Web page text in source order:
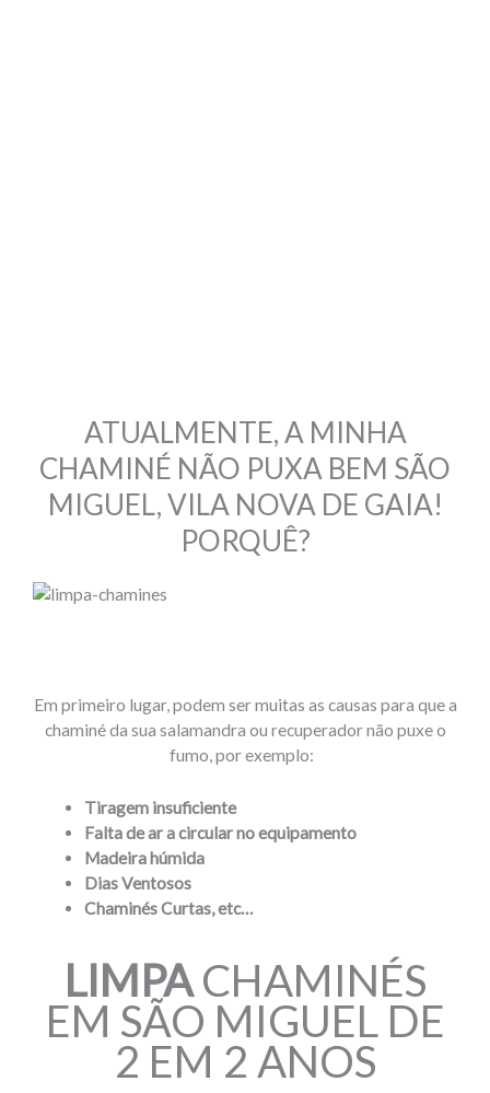
ATUALMENTE, A MINHA
CHAMINÉ NÃO PUXA BEM SÃO
MIGUEL, VILA NOVA DE GAIA!
PORQUÊ?
Em primeiro lugar, podem ser muitas as causas para que a
chaminé da sua salamandra ou recuperador não puxe o
fumo, por exemplo:
Tiragem insuficiente
Falta de ar a circular no equipamento
Madeira húmida
Dias Ventosos
Chaminés Curtas, etc…
LIMPACHAMINÉS
EM SÃO MIGUEL DE
2 EM 2 ANOS